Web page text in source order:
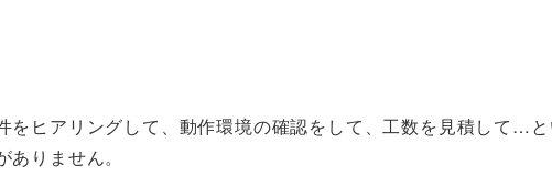
をヒアリングして、動作環境の確認をして、工数を見積して…
りません。